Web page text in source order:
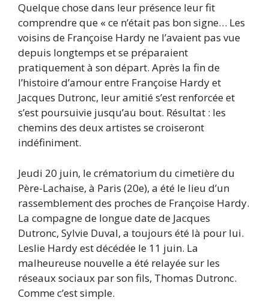
Quelque chose dans leur présence leur fit
comprendre que « ce n’était pas bon signe… Les
voisins de Françoise Hardy ne l’avaient pas vue
depuis longtemps et se préparaient
pratiquement à son départ. Après la fin de
l’histoire d’amour entre Françoise Hardy et
Jacques Dutronc, leur amitié s’est renforcée et
s’est poursuivie jusqu’au bout. Résultat : les
chemins des deux artistes se croiseront
indéfiniment.
Jeudi 20 juin, le crématorium du cimetière du
Père-Lachaise, à Paris (20e), a été le lieu d’un
rassemblement des proches de Françoise Hardy.
La compagne de longue date de Jacques
Dutronc, Sylvie Duval, a toujours été là pour lui.
Leslie Hardy est décédée le 11 juin. La
malheureuse nouvelle a été relayée sur les
réseaux sociaux par son fils, Thomas Dutronc.
Comme c’est simple.